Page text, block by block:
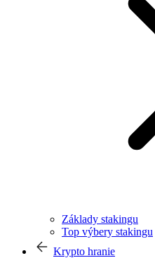
Základy stakingu
Top výbery stakingu
Krypto hranie